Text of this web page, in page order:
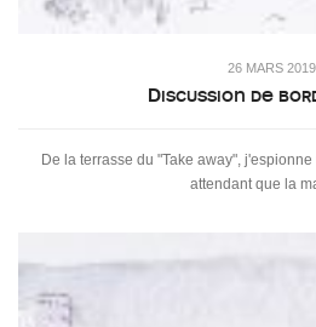
26 MARS 2019
Discussion de
De la terrasse du "Take away",
attendant que la